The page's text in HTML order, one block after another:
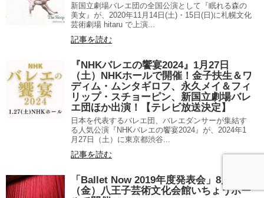
新国立劇場バレエ団の全国公演として『眠れる森の
美女』が、2020年11月14日(土)・15日(日)に札幌文化
芸術劇場 hitaru で上演...
記事を読む
『NHKバレエの饗宴2024』1月27日
（土）NHKホールで開催！金子扶生＆ワ
ディム・ムンタギロフ、永久メイ＆フィ
リップ・スチョーピン、新国立劇場バレ
エ団ほか出演！【テレビ放送決定】
日本を代表するバレエ団、バレエダンサーが集結す
る人気公演『NHKバレエの饗宴2024』が、2024年1
月27日（土）に東京都渋谷...
記事を読む
「Ballet Now 2019年度発表会」8月23日
（金）八王子芸術文化会館いちょうホー